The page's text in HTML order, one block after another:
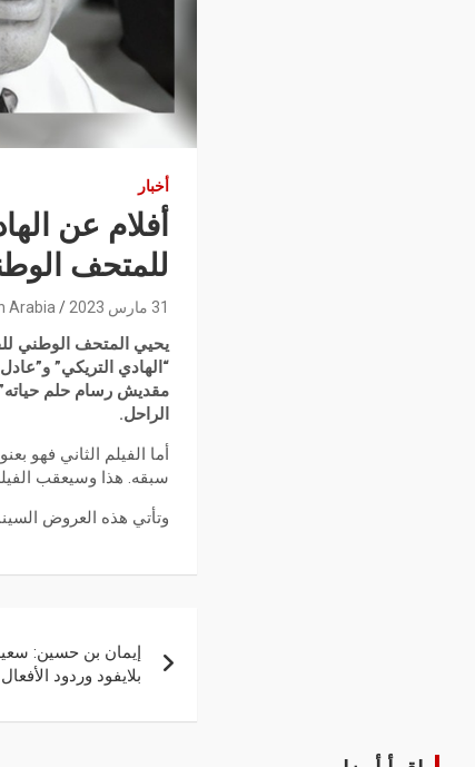
أخبار
أفلام عن
للمتحف
31 مارس 2023 Arabia
يحيي المتحف الوطني
“الهادي التريكي”
الراحل.
سبقه. هذا وسيعقب
وتأتي هذه العروض السينمائية
إيمان بن حسين:
بلايفود وردود